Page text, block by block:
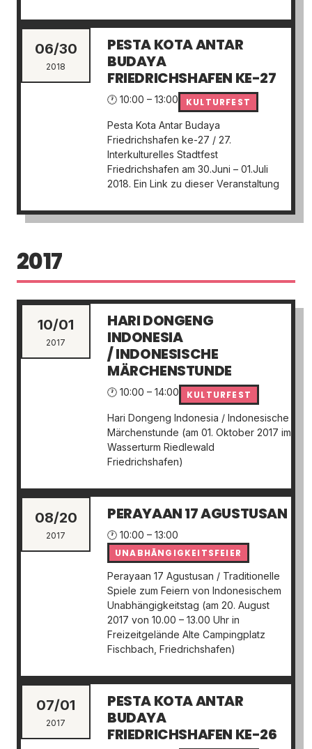
06/30
2018
PESTA KOTA ANTAR
BUDAYA
FRIEDRICHSHAFEN KE-27
🕐 10:00 – 13:00
KULTURFEST
Pesta Kota Antar Budaya
Friedrichshafen ke-27 / 27.
Interkulturelles Stadtfest
Friedrichshafen am 30.Juni – 01.Juli
2018. Ein Link zu dieser Veranstaltung
2017
10/01
2017
HARI DONGENG
INDONESIA
/ INDONESISCHE
MÄRCHENSTUNDE
🕐 10:00 – 14:00
KULTURFEST
Hari Dongeng Indonesia / Indonesische
Märchenstunde (am 01. Oktober 2017 im
Wasserturm Riedlewald
Friedrichshafen)
08/20
2017
PERAYAAN 17 AGUSTUSAN
🕐 10:00 – 13:00
UNABHÄNGIGKEITSFEIER
Perayaan 17 Agustusan / Traditionelle
Spiele zum Feiern von Indonesischem
Unabhängigkeitstag (am 20. August
2017 von 10.00 – 13.00 Uhr in
Freizeitgelände Alte Campingplatz
Fischbach, Friedrichshafen)
07/01
2017
PESTA KOTA ANTAR
BUDAYA
FRIEDRICHSHAFEN KE-26